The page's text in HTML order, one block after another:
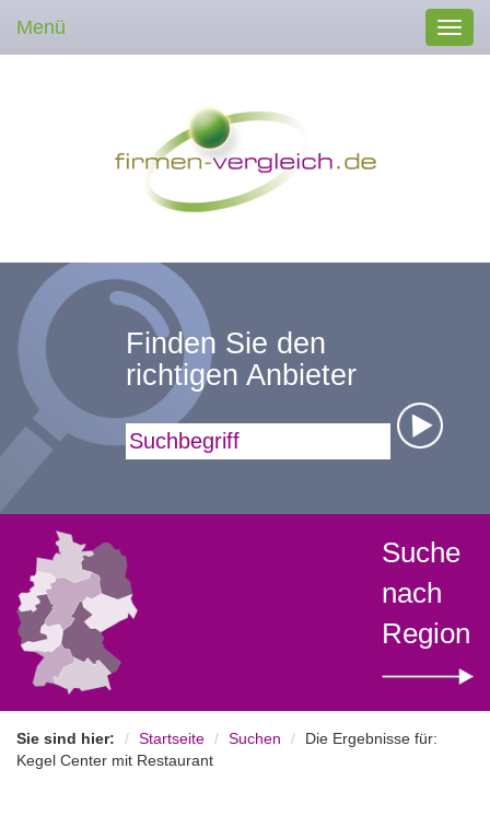
Menü
Finden Sie den
richtigen Anbieter
Suchbegriff
Suche
nach
Region
Sie sind hier: Startseite Suchen
Die Ergebnisse für:
Kegel Center mit Restaurant